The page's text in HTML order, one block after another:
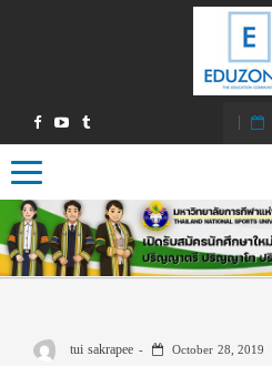
Toggle navigation
tui sakrapee October 28, 2019